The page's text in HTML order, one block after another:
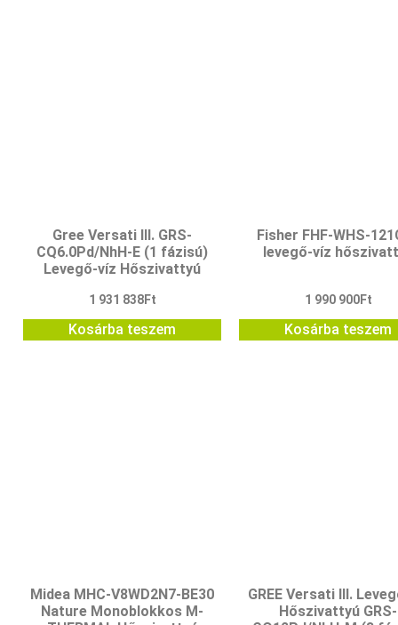
Gree Versati III. GRS-
CQ6.0Pd/NhH-E (1 fázisú)
Levegő-víz Hőszivattyú
1 931 838Ft
Kosárba teszem
Fisher FHF-WHS-
levegő-víz
1 990 900Ft
Kosárba teszem
Midea MHC-V8WD2N7-BE30
Nature Monoblokkos M-
GREE Versati III.
Hőszivattyú GRS-